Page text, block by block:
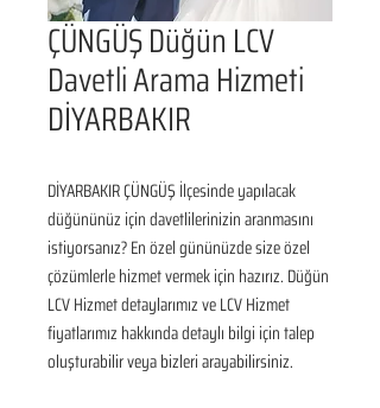
ÇÜNGÜŞ Düğün LCV
Davetli Arama Hizmeti
DİYARBAKIR
DİYARBAKIR ÇÜNGÜŞ İlçesinde yapılacak
düğününüz için davetlilerinizin aranmasını
istiyorsanız? En özel gününüzde size özel
çözümlerle hizmet vermek için hazırız. Düğün
LCV Hizmet detaylarımız ve LCV Hizmet
fiyatlarımız hakkında detaylı bilgi için talep
oluşturabilir veya bizleri arayabilirsiniz.